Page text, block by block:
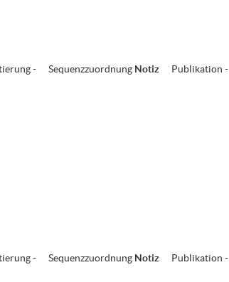
- Sequenzzuordnung Notiz Publikation -
- Sequenzzuordnung Notiz Publikation -